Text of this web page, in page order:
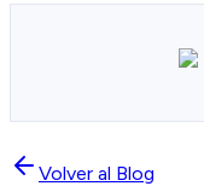
Volver al Blog